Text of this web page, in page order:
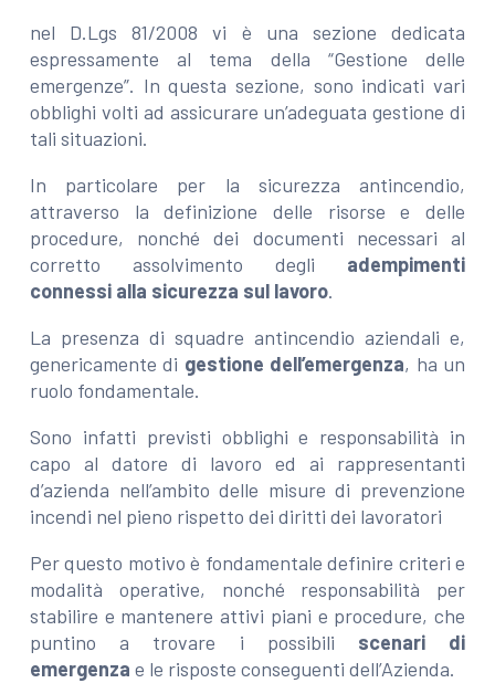
nel D.Lgs 81/2008 vi è una sezione dedicata
espressamente al tema della “Gestione delle
emergenze”. In questa sezione, sono indicati vari
obblighi volti ad assicurare un’adeguata gestione di
tali situazioni.
In particolare per la sicurezza antincendio,
attraverso la definizione delle risorse e delle
procedure, nonché dei documenti necessari al
corretto assolvimento degli adempimenti
connessi alla sicurezza sul lavoro.
La presenza di squadre antincendio aziendali e,
genericamente di gestione dell’emergenza, ha un
ruolo fondamentale.
Sono infatti previsti obblighi e responsabilità in
capo al datore di lavoro ed ai rappresentanti
d’azienda nell’ambito delle misure di prevenzione
incendi nel pieno rispetto dei diritti dei lavoratori
Per questo motivo è fondamentale definire criteri e
modalità operative, nonché responsabilità per
stabilire e mantenere attivi piani e procedure, che
puntino a trovare i possibili scenari di
emergenza e le risposte conseguenti dell’Azienda.